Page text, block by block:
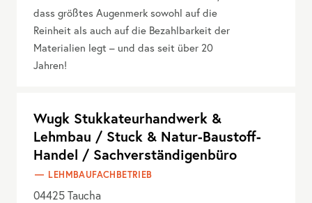
dass größtes Augenmerk sowohl auf die
Reinheit als auch auf die Bezahlbarkeit der
Materialien legt – und das seit über 20
Jahren!
Wugk Stukkateurhandwerk &
Lehmbau / Stuck & Natur-Baustoff-
Handel / Sachverständigenbüro
LEHMBAUFACHBETRIEB
04425 Taucha